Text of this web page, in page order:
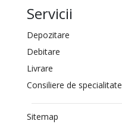
Servicii
Depozitare
Debitare
Livrare
Consiliere de specialitate
Sitemap